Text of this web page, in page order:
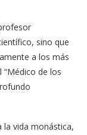
sino que
a los más
de los
la vida monástica,